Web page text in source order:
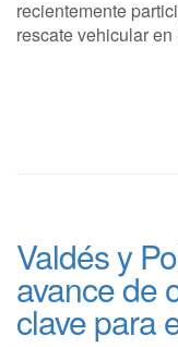
recientemente
rescate vehicular
Valdés y
avance de
clave para